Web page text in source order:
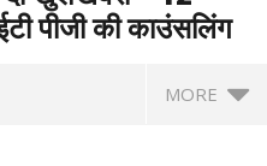
पीजी की काउंसलिंग
MORE